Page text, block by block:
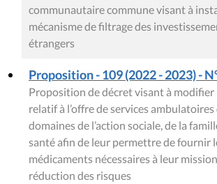
communautaire commune visant à
mécanisme de filtrage des
étrangers
Proposition - 109 (2022 - 2023) -
Proposition de décret visant à modifier
relatif à l’offre de services ambulatoires
domaines de l’action sociale, de la
santé afin de leur permettre de fournir
médicaments nécessaires à leur
réduction des risques